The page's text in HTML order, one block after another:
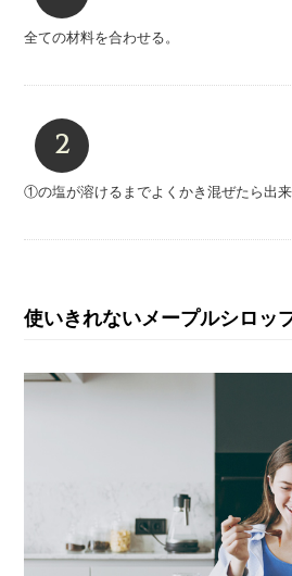
全ての材料を合わせる。
①の塩が溶けるまでよくかき混ぜたら出来
使いきれないメープルシロッ